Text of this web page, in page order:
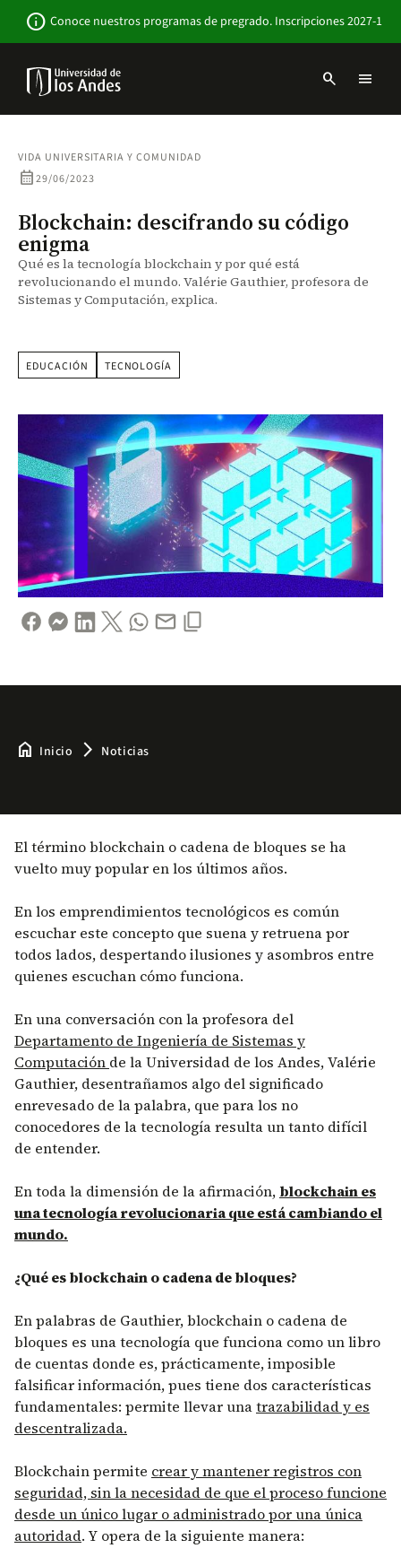
contenido
info Conoce nuestros programas de pregrado. Inscripciones 2027-1
Navbar
Sitio
Institucional
search menu
VIDA UNIVERSITARIA Y COMUNIDAD
calendar_month29/06/2023
Blockchain: descifrando su código
enigma
Qué es la tecnología blockchain y por qué está
revolucionando el mundo. Valérie Gauthier, profesora de
Sistemas y Computación, explica.
EDUCACIÓN TECNOLOGÍA
home Inicio arrow_forward_ios Noticias
El término blockchain o cadena de bloques se ha
vuelto muy popular en los últimos años.
En los emprendimientos tecnológicos es común
escuchar este concepto que suena y retruena por
todos lados, despertando ilusiones y asombros entre
quienes escuchan cómo funciona.
En una conversación con la profesora del
Departamento de Ingeniería de Sistemas y
Computación de la Universidad de los Andes, Valérie
Gauthier, desentrañamos algo del significado
enrevesado de la palabra, que para los no
conocedores de la tecnología resulta un tanto difícil
de entender.
En toda la dimensión de la afirmación, blockchain es
una tecnología revolucionaria que está cambiando el
mundo.
¿Qué es blockchain o cadena de bloques?
En palabras de Gauthier, blockchain o cadena de
bloques es una tecnología que funciona como un libro
de cuentas donde es, prácticamente, imposible
falsificar información, pues tiene dos características
fundamentales: permite llevar unatrazabilidad y es
descentralizada.
Blockchain permite crear y mantener registros con
seguridad, sin la necesidad de que el proceso funcione
desde un único lugar o administrado por una única
autoridad. Y opera de la siguiente manera: